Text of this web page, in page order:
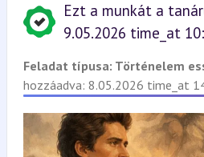
Ezt a munkát a
9.05.2026 time_at
Feladat típusa: Történelem
hozzáadva: 8.05.2026 time_at